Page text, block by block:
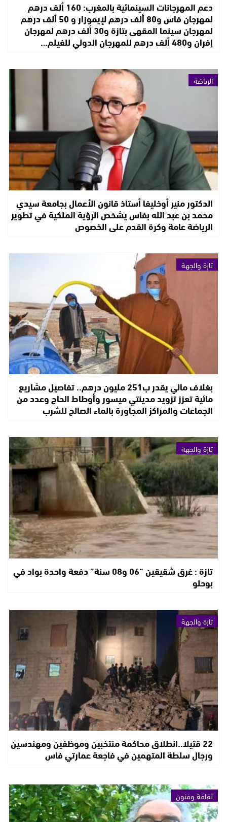
دعم المهرجانات السينمائية بالمغرب: 160 ألف درهم
لمهرجان فاس و80 ألف درهم لإيموزار و 50 ألف درهم
لمهرجان سينما المقهى بتازة و30 ألف درهم لمهرجان
إفران و480 ألف درهم للمهرجان الدولي للفيلم…
الرياضة
الدكتور منير أوخليفا أستاذ قانون الأعمال بجامعة سيدي
محمد بن عبد الله بفاس يشخص الرؤية الملكية في تطوير
الرياضة عامة وكرة القدم على الخصوص
تازة والجهة
بغلاف مالي يقدر ب251 مليون درهم.. تفاصيل مشاريع
مائية تعزز تزويد مدينتي ميسور وأوطاط الحاج وعدد من
الجماعات والمراكز المجاورة بالماء الصالح للشرب
تازة والجهة
تازة : غرق شقيقين “06 و08 سنة” دفعة واحدة بواد في
بوحلو
تازة والجهة
22 قتيلا..انطلاق محاكمة منتخبين وموظفين ومهندسين
ورجال سلطة المتهمين في فاجعة عمارتي فاس
ثقافة وفنون